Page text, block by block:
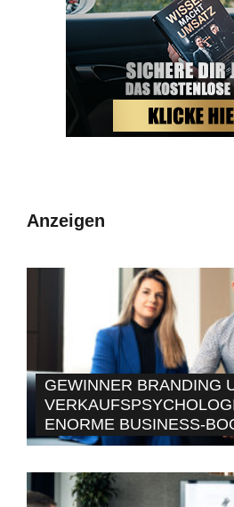
Anzeigen
GEWINNER BRANDING
ENORME BUSINESS-